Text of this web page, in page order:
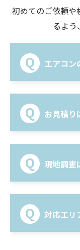
初めてのご依頼や
るよう
エアコン
お見積り
現地調査
対応エリ